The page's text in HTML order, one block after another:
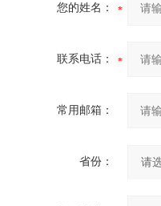
您的姓名：
联系电话：
常用邮箱：
省份：